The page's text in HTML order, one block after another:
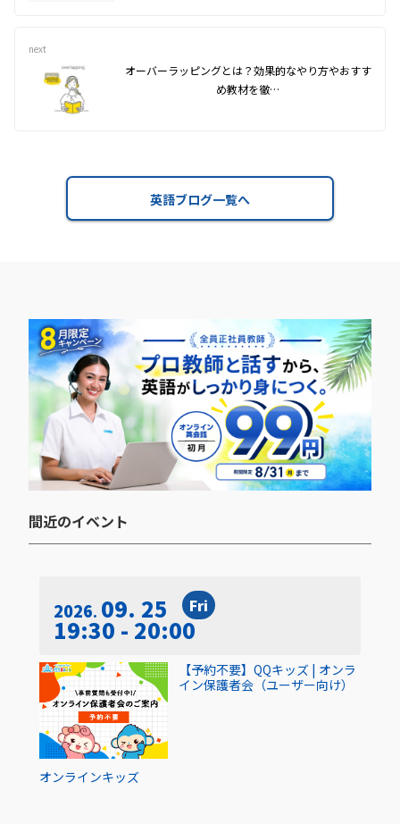
next
オーバーラッピングとは？効果的なやり方やおすす
め教材を徹…
英語ブログ一覧へ
間近のイベント​
2026 09. 25 Fri
19:30 - 20:00
オンラインキッズ
【予約不要】QQキッズ | オンラ
イン保護者会（ユーザー向け）